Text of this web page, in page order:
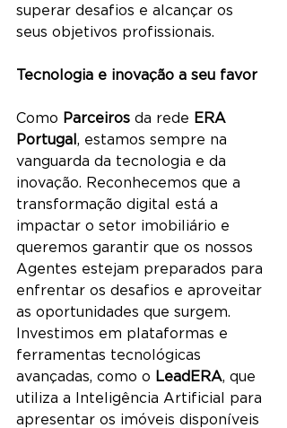
superar desafios e alcançar os
seus objetivos profissionais.
Tecnologia e inovação a seu favor
Como Parceiros da rede ERA
Portugal, estamos sempre na
vanguarda da tecnologia e da
inovação. Reconhecemos que a
transformação digital está a
impactar o setor imobiliário e
queremos garantir que os nossos
Agentes estejam preparados para
enfrentar os desafios e aproveitar
as oportunidades que surgem.
Investimos em plataformas e
ferramentas tecnológicas
avançadas, como o LeadERA, que
utiliza a Inteligência Artificial para
apresentar os imóveis disponíveis